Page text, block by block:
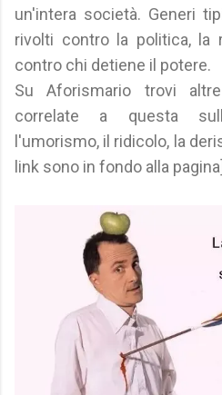
un'intera società. Generi
rivolti contro la politica, la
contro chi detiene il potere.
Su Aforismario trovi
correlate a questa
l'umorismo, il ridicolo, la
link sono in fondo alla